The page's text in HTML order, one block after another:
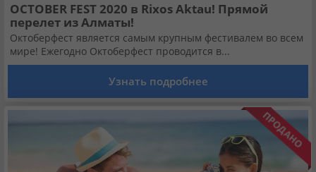
OCTOBER FEST 2020 в Rixos Aktau! Прямой
перелет из Алматы!
Октоберфест является самым крупным фестивалем во всем
мире! Ежегодно Октоберфест проводится в...
Узнать подробнее